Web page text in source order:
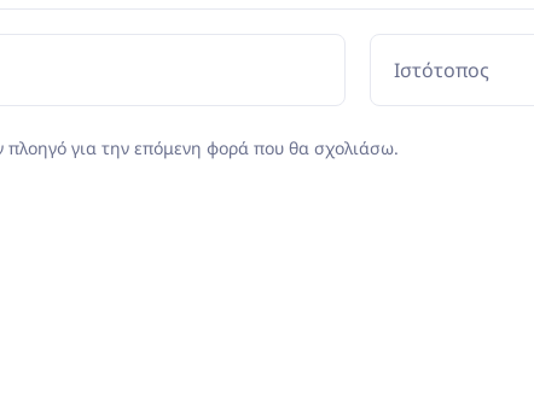
Ιστότοπος
για την επόμενη φορά που θα σχολιάσω.